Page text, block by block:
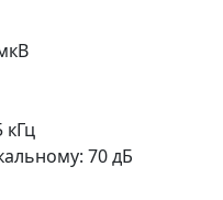
кГц
70 дБ